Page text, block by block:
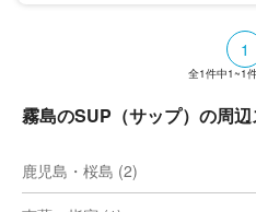
1
全1件中1~1
霧島のSUP（サップ）の周
鹿児島・桜島 (2)